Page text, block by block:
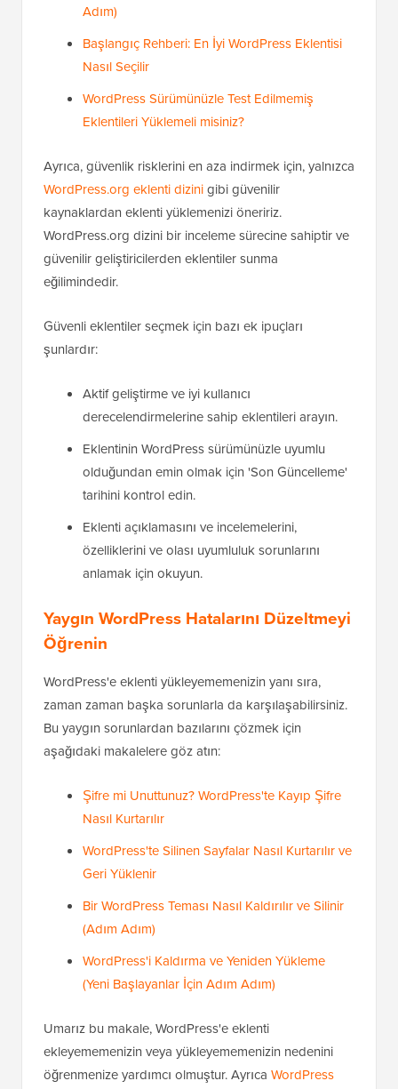
Adım)
Başlangıç Rehberi: En İyi WordPress Eklentisi
Nasıl Seçilir
WordPress Sürümünüzle Test Edilmemiş
Eklentileri Yüklemeli misiniz?
Ayrıca, güvenlik risklerini en aza indirmek için, yalnızca
WordPress.org eklenti dizinigibi güvenilir
kaynaklardan eklenti yüklemenizi öneririz.
WordPress.org dizini bir inceleme sürecine sahiptir ve
güvenilir geliştiricilerden eklentiler sunma
eğilimindedir.
Güvenli eklentiler seçmek için bazı ek ipuçları
şunlardır:
Aktif geliştirme ve iyi kullanıcı
derecelendirmelerine sahip eklentileri arayın.
Eklentinin WordPress sürümünüzle uyumlu
olduğundan emin olmak için 'Son Güncelleme'
tarihini kontrol edin.
Eklenti açıklamasını ve incelemelerini,
özelliklerini ve olası uyumluluk sorunlarını
anlamak için okuyun.
Yaygın WordPress Hatalarını Düzeltmeyi
Öğrenin
WordPress'e eklenti yükleyememenizin yanı sıra,
zaman zaman başka sorunlarla da karşılaşabilirsiniz.
Bu yaygın sorunlardan bazılarını çözmek için
aşağıdaki makalelere göz atın:
Şifre mi Unuttunuz? WordPress'te Kayıp Şifre
Nasıl Kurtarılır
WordPress'te Silinen Sayfalar Nasıl Kurtarılır ve
Geri Yüklenir
Bir WordPress Teması Nasıl Kaldırılır ve Silinir
(Adım Adım)
WordPress'i Kaldırma ve Yeniden Yükleme
(Yeni Başlayanlar İçin Adım Adım)
Umarız bu makale, WordPress'e eklenti
ekleyememenizin veya yükleyememenizin nedenini
öğrenmenize yardımcı olmuştur. Ayrıca WordPress